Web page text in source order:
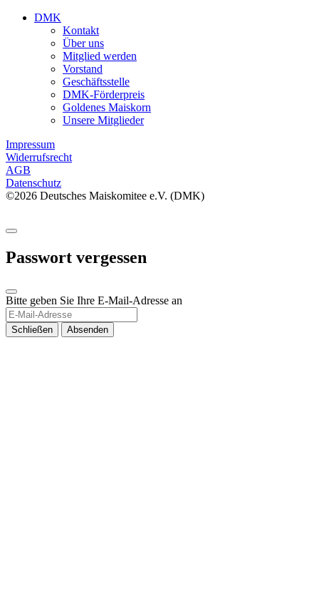
DMK
Kontakt
Über uns
Mitglied werden
Vorstand
Geschäftsstelle
DMK-Förderpreis
Goldenes Maiskorn
Unsere Mitglieder
Impressum
Widerrufsrecht
AGB
Datenschutz
©2026 Deutsches Maiskomitee e.V. (DMK)
Passwort vergessen
Bitte geben Sie Ihre E-Mail-Adresse an
Schließen Absenden